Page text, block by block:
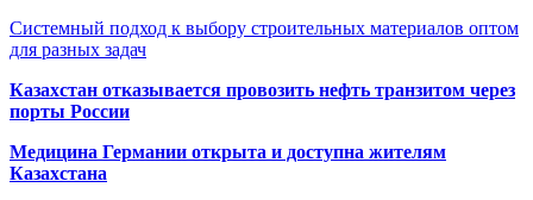
Системный подход к выбору строительных материалов оптом
для разных задач
Казахстан отказывается провозить нефть транзитом через
порты России
Медицина Германии открыта и доступна жителям
Казахстана